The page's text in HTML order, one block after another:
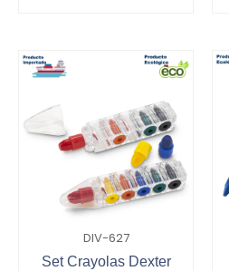
DIV-627
Set Crayolas Dexter